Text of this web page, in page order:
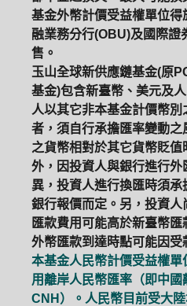
基金外幣計價受益權單位
融業務分行(OBU)及國際證
售。
玉山全球新供應鏈基金(原
基金)包含新臺幣、美元及
人以其它非本基金計價幣
者，須自行承擔匯率變動之
之貨幣相對於其它貨幣貶
外，因投資人與銀行進行
異，投資人進行換匯時須
銀行報價而定。另，投資
匯款費用可能高於新臺幣
外幣匯款到達時點可能因受
本基金人民幣計價受益權
用離岸人民幣匯率（即中國
CNH）。人民幣目前受大